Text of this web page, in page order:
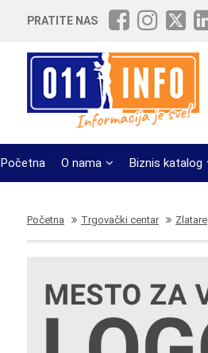
PRATITE NAS
Početna O nama Biznis katalog
Početna Trgovački centar Zlatare